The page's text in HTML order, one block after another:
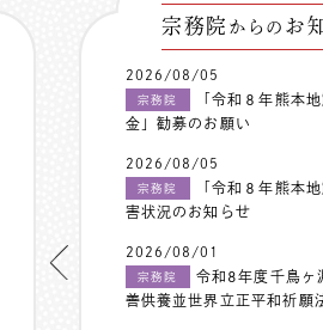
宗務院 からの お
2026/08/05
宗務院
「令和８年熊本
金」勧募のお願い
2026/08/05
宗務院
「令和８年熊本
害状況のお知らせ
2026/08/01
宗務院
令和8年度千鳥ヶ
善供養並世界立正平和祈願